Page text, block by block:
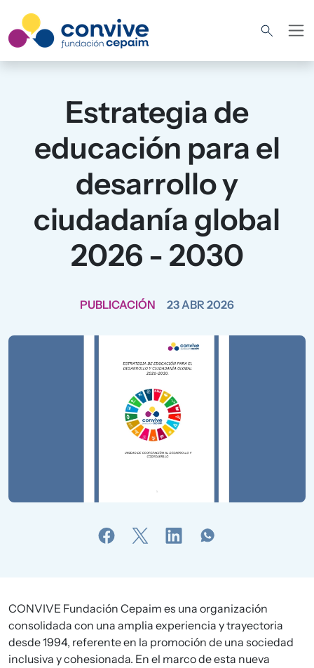
Estrategia de
educación para el
desarrollo y
ciudadanía global
2026 - 2030
PUBLICACIÓN 23 ABR 2026
CONVIVE Fundación Cepaim es una organización
consolidada con una amplia experiencia y trayectoria
desde 1994, referente en la promoción de una sociedad
inclusiva y cohesionada. En el marco de esta nueva